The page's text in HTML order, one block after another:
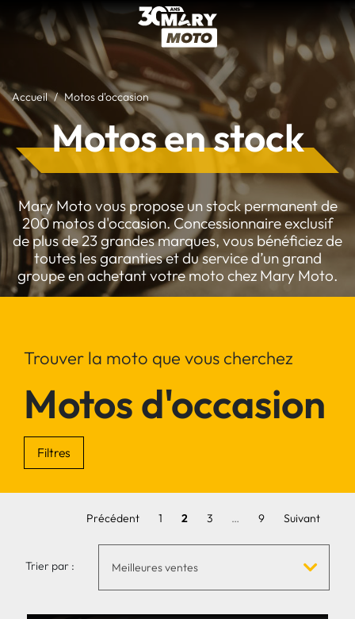
Accueil Motos d'occasion
Motos en stock
Mary Moto vous propose un stock permanent de
200 motos d'occasion. Concessionnaire exclusif
de plus de 23 grandes marques, vous bénéficiez de
toutes les garanties et du service d’un grand
groupe en achetant votre moto chez Mary Moto.
Trouver la moto que vous cherchez
Motos d'occasion
Filtres
Trier par : Meilleures ventes
Précédent 1 2 3 … 9 Suivant